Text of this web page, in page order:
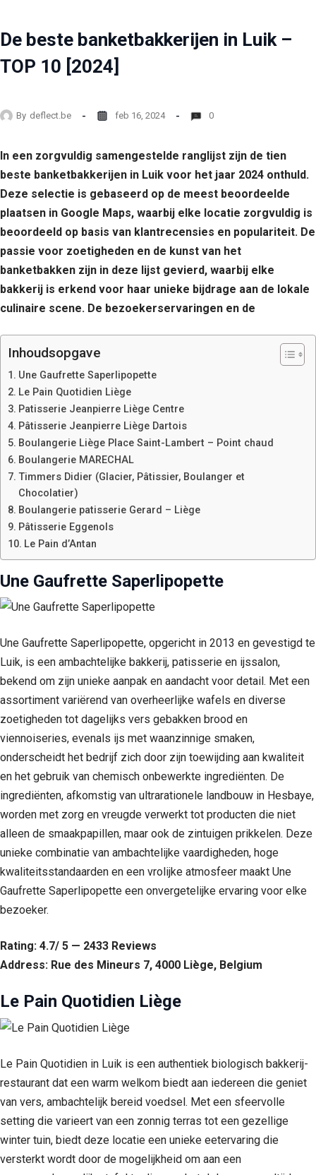
De beste banketbakkerijen in Luik –
TOP 10 [2024]
By deflect.be feb 16, 2024 0
In een zorgvuldig samengestelde ranglijst zijn de tien
beste banketbakkerijen in Luik voor het jaar 2024 onthuld.
Deze selectie is gebaseerd op de meest beoordeelde
plaatsen in Google Maps, waarbij elke locatie zorgvuldig is
beoordeeld op basis van klantrecensies en populariteit. De
passie voor zoetigheden en de kunst van het
banketbakken zijn in deze lijst gevierd, waarbij elke
bakkerij is erkend voor haar unieke bijdrage aan de lokale
culinaire scene. De bezoekerservaringen en de
Inhoudsopgave
Une Gaufrette Saperlipopette
Le Pain Quotidien Liège
Patisserie Jeanpierre Liège Centre
Pâtisserie Jeanpierre Liège Dartois
Boulangerie Liège Place Saint-Lambert – Point chaud
Boulangerie MARECHAL
Timmers Didier (Glacier, Pâtissier, Boulanger et
Chocolatier)
Boulangerie patisserie Gerard – Liège
Pâtisserie Eggenols
Le Pain d’Antan
Une Gaufrette Saperlipopette
Une Gaufrette Saperlipopette, opgericht in 2013 en gevestigd te
Luik, is een ambachtelijke bakkerij, patisserie en ijssalon,
bekend om zijn unieke aanpak en aandacht voor detail. Met een
assortiment variërend van overheerlijke wafels en diverse
zoetigheden tot dagelijks vers gebakken brood en
viennoiseries, evenals ijs met waanzinnige smaken,
onderscheidt het bedrijf zich door zijn toewijding aan kwaliteit
en het gebruik van chemisch onbewerkte ingrediënten. De
ingrediënten, afkomstig van ultrarationele landbouw in Hesbaye,
worden met zorg en vreugde verwerkt tot producten die niet
alleen de smaakpapillen, maar ook de zintuigen prikkelen. Deze
unieke combinatie van ambachtelijke vaardigheden, hoge
kwaliteitsstandaarden en een vrolijke atmosfeer maakt Une
Gaufrette Saperlipopette een onvergetelijke ervaring voor elke
bezoeker.
Rating: 4.7/ 5 — 2433 Reviews
Address: Rue des Mineurs 7, 4000 Liège, Belgium
Le Pain Quotidien Liège
Le Pain Quotidien in Luik is een authentiek biologisch bakkerij-
restaurant dat een warm welkom biedt aan iedereen die geniet
van vers, ambachtelijk bereid voedsel. Met een sfeervolle
setting die varieert van een zonnig terras tot een gezellige
winter tuin, biedt deze locatie een unieke eetervaring die
versterkt wordt door de mogelijkheid om aan een